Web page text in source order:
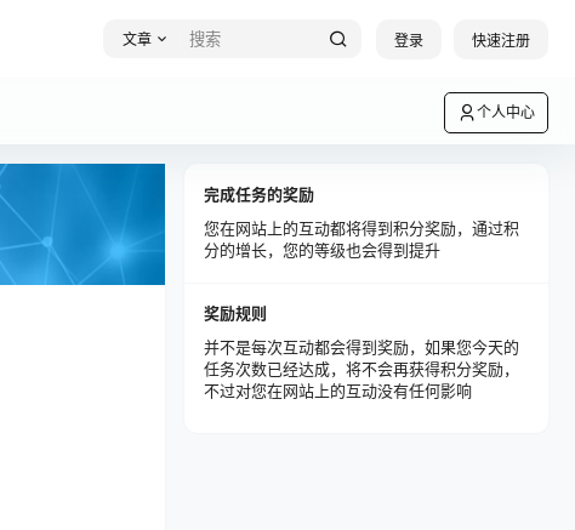
文章 登录 快速注册
个人中心
完成任务的奖励
您在网站上的互动都将得到积分奖励，通过积
分的增长，您的等级也会得到提升
奖励规则
并不是每次互动都会得到奖励，如果您今天的
任务次数已经达成，将不会再获得积分奖励，
不过对您在网站上的互动没有任何影响